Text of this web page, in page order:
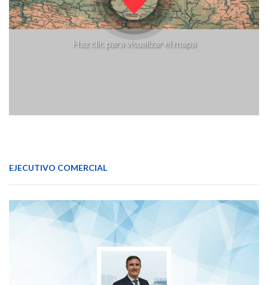
Haz clic para visualizar el mapa
EJECUTIVO COMERCIAL